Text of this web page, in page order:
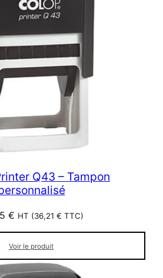
Q43 – Tampon
€ HT (36,21 € TTC)
Voir le produit